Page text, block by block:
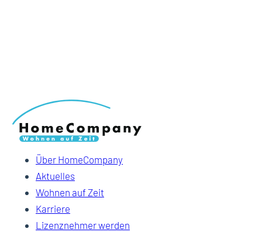
Über HomeCompany
Aktuelles
Wohnen auf Zeit
Karriere
Lizenznehmer werden